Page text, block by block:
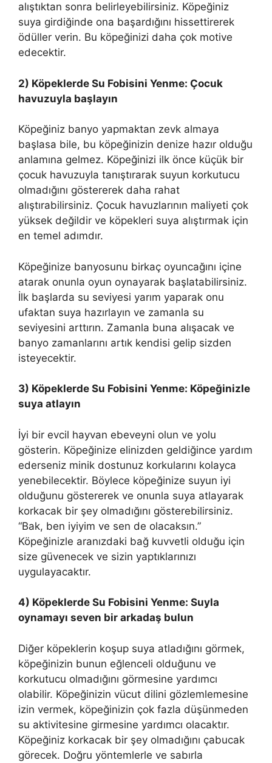
alıştıktan sonra belirleyebilirsiniz. Köpeğiniz
suya girdiğinde ona başardığını hissettirerek
ödüller verin. Bu köpeğinizi daha çok motive
edecektir.
2) Köpeklerde Su Fobisini Yenme: Çocuk
havuzuyla başlayın
Köpeğiniz banyo yapmaktan zevk almaya
başlasa bile, bu köpeğinizin denize hazır olduğu
anlamına gelmez. Köpeğinizi ilk önce küçük bir
çocuk havuzuyla tanıştırarak suyun korkutucu
olmadığını göstererek daha rahat
alıştırabilirsiniz. Çocuk havuzlarının maliyeti çok
yüksek değildir ve köpekleri suya alıştırmak için
en temel adımdır.
Köpeğinize banyosunu birkaç oyuncağını içine
atarak onunla oyun oynayarak başlatabilirsiniz.
İlk başlarda su seviyesi yarım yaparak onu
ufaktan suya hazırlayın ve zamanla su
seviyesini arttırın. Zamanla buna alışacak ve
banyo zamanlarını artık kendisi gelip sizden
isteyecektir.
3) Köpeklerde Su Fobisini Yenme: Köpeğinizle
suya atlayın
İyi bir evcil hayvan ebeveyni olun ve yolu
gösterin. Köpeğinize elinizden geldiğince yardım
ederseniz minik dostunuz korkularını kolayca
yenebilecektir. Böylece köpeğinize suyun iyi
olduğunu göstererek ve onunla suya atlayarak
korkacak bir şey olmadığını gösterebilirsiniz.
“Bak, ben iyiyim ve sen de olacaksın.”
Köpeğinizle aranızdaki bağ kuvvetli olduğu için
size güvenecek ve sizin yaptıklarınızı
uygulayacaktır.
4) Köpeklerde Su Fobisini Yenme: Suyla
oynamayı seven bir arkadaş bulun
Diğer köpeklerin koşup suya atladığını görmek,
köpeğinizin bunun eğlenceli olduğunu ve
korkutucu olmadığını görmesine yardımcı
olabilir. Köpeğinizin vücut dilini gözlemlemesine
izin vermek, köpeğinizin çok fazla düşünmeden
su aktivitesine girmesine yardımcı olacaktır.
Köpeğiniz korkacak bir şey olmadığını çabucak
görecek. Doğru yöntemlerle ve sabırla